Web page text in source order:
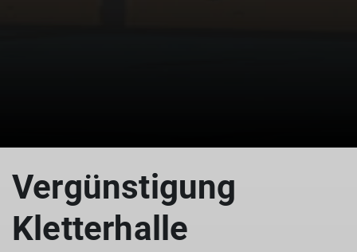
Vergünstigung
Kletterhalle